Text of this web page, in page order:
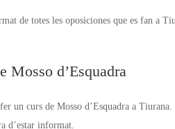
de totes les oposiciones que es fan a
Mosso d’Esquadra
un curs de Mosso d’Esquadra a
d’estar informat.